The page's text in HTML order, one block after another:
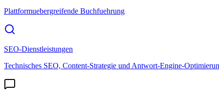
Plattformuebergreifende Buchfuehrung
SEO-Dienstleistungen
Technisches SEO, Content-Strategie und Antwort-Engine-